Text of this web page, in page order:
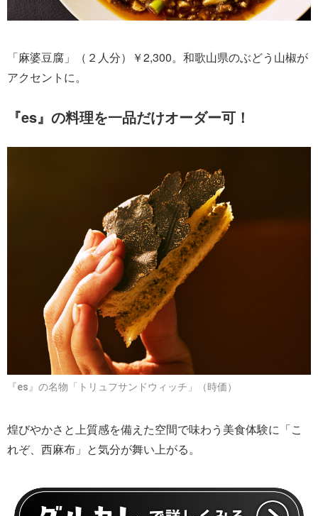
「麻婆豆腐」（２人分）￥2,300。和歌山県のぶどう山椒が
アクセントに。
『es』の料理を一品だけオーダー可！
『es』の名物「トリュフサンドウィッチ」（時価）
煌びやかさと上質感を備えた空間で味わう美食体験に「こ
れぞ、西麻布」と気分が舞い上がる。